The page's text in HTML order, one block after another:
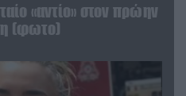
«αντίο» στον πρώην
(φωτο)